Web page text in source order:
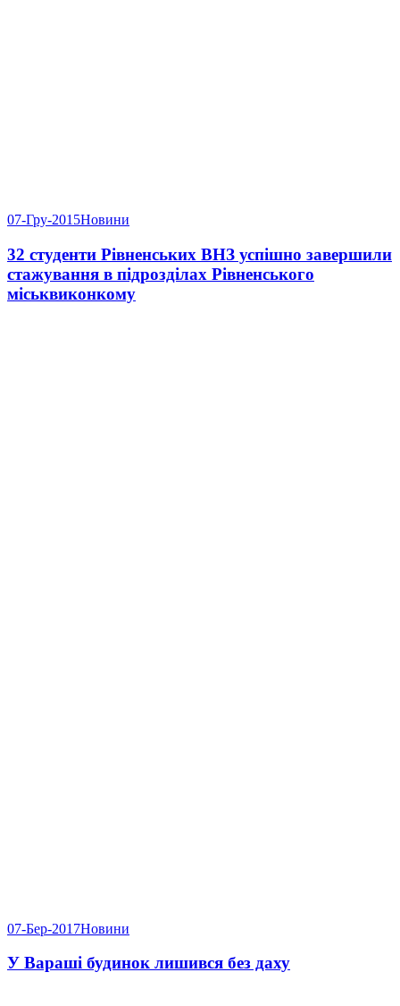
07-Гру-2015Новини
32 студенти Рівненських ВНЗ успішно завершили
стажування в підрозділах Рівненського
міськвиконкому
07-Бер-2017Новини
У Вараші будинок лишився без даху